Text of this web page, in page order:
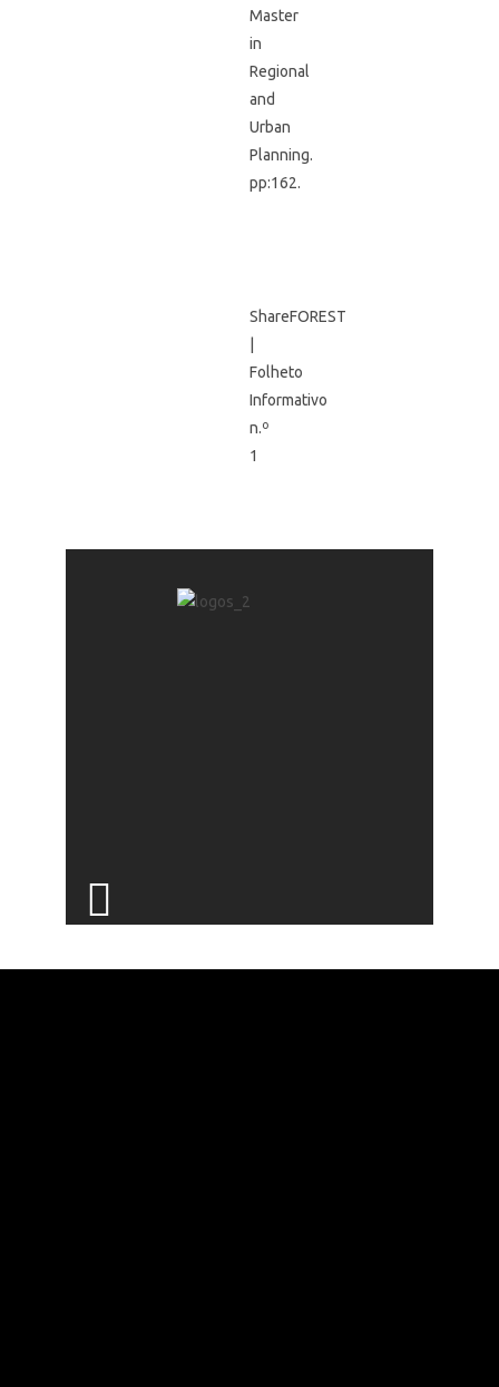
Master
in
Regional
and
Urban
Planning.
pp:162.
ShareFOREST
Folheto
Informativo
n.º
1